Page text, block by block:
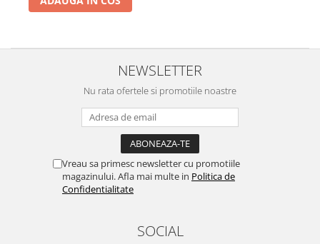
NEWSLETTER
Nu rata ofertele si promotiile noastre
Vreau sa primesc newsletter cu promotiile
magazinului. Afla mai multe in Politica de
Confidentialitate
SOCIAL